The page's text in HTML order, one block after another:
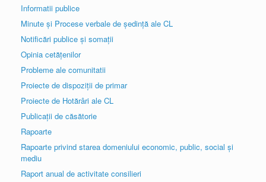
Informatii publice
Minute și Procese verbale de ședință ale CL
Notificări publice și somații
Opinia cetățenilor
Probleme ale comunitatii
Proiecte de dispoziții de primar
Proiecte de Hotărâri ale CL
Publicații de căsătorie
Rapoarte
Rapoarte privind starea domeniului economic, public, social și
mediu
Raport anual de activitate consilieri